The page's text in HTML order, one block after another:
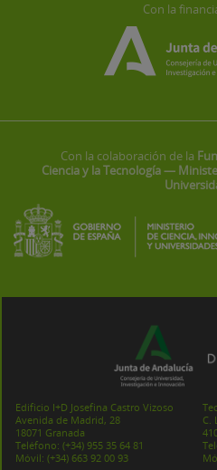
Con la
Con la colaboración de la
Ciencia y la Tecnología —
Edificio I+D Josefina Castro Vizoso
Avenida de Madrid, 28
18071 Granada
Teléfono: (+34) 955 35 64 81
Móvil: (+34) 663 92 00 93
C.